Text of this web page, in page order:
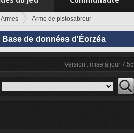
Armes Arme de pistosabreur
Base de données d'Éorzéa
Version : mise à jour 7.55